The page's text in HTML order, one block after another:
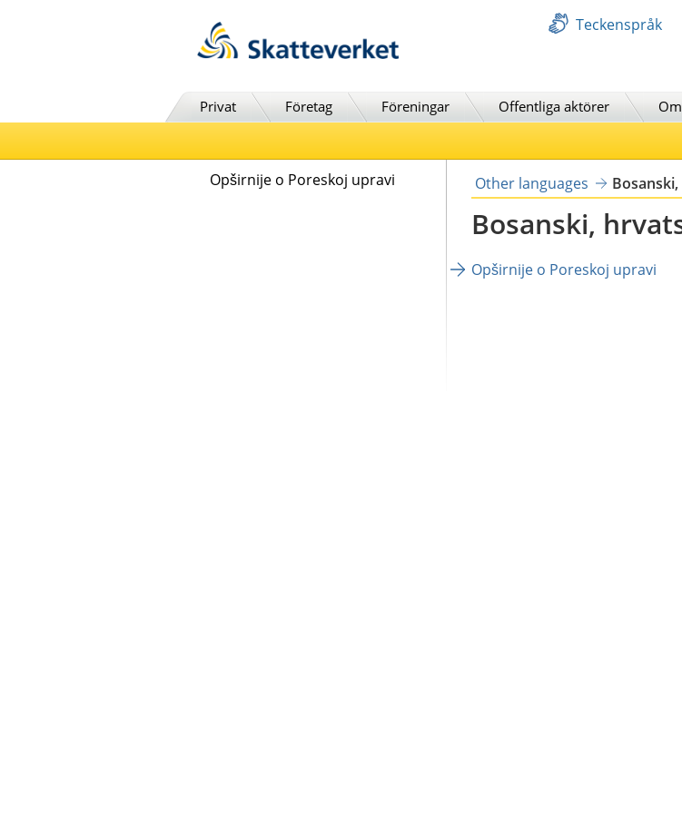
Teckenspråk
Privat Företag Föreningar Offentliga aktörer
Opširnije o Poreskoj upravi Other languages
Bosanski,
Opširnije o Poreskoj upravi